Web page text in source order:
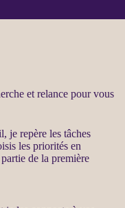
et relance pour vous
je repère les tâches
les priorités en
de la première